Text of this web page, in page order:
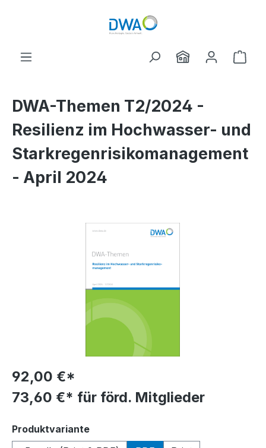
DWA-Themen T2/2024 -
Resilienz im Hochwasser- und
Starkregenrisikomanagement
- April 2024
Bildergalerie überspringen
92,00 €*
73,60 €* für förd. Mitglieder
Produktvarianteauswählen